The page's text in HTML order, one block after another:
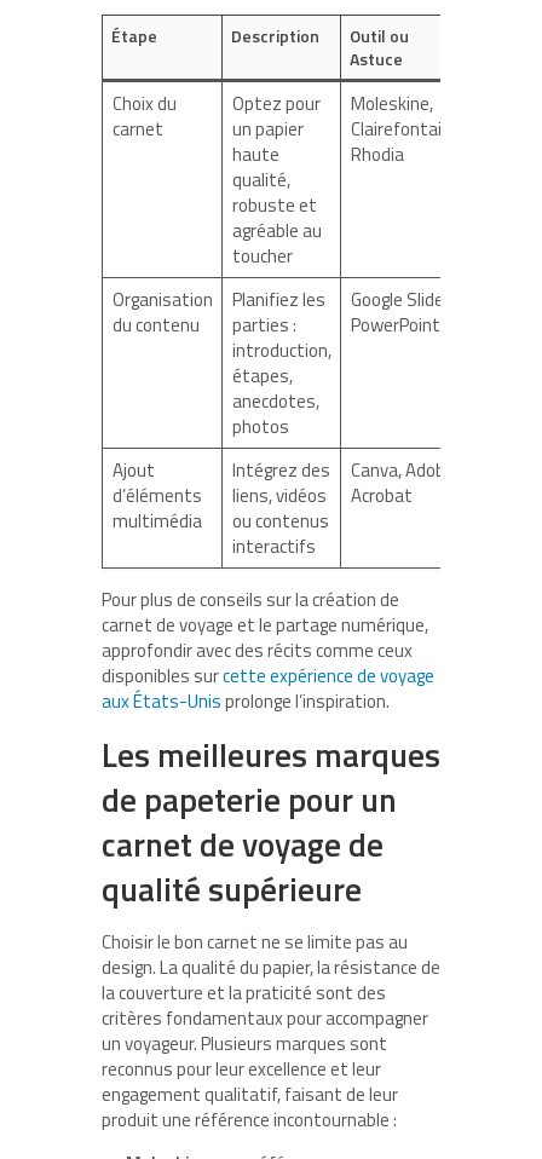
Étape Description
Outil ou
Astuce
Choix du
carnet
Optez pour
un papier
haute
qualité,
robuste et
agréable au
toucher
Moleskine,
Clairefontaine,
Rhodia
Organisation
du contenu
Planifiez les
parties :
introduction,
étapes,
anecdotes,
photos
Google Slides,
PowerPoint
Ajout
d’éléments
multimédia
Intégrez des
liens, vidéos
ou contenus
interactifs
Canva, Adobe
Acrobat
Pour plus de conseils sur la création de
carnet de voyage et le partage numérique,
approfondir avec des récits comme ceux
disponibles surcette expérience de voyage
aux États-Unisprolonge l’inspiration.
Les meilleures marques
de papeterie pour un
carnet de voyage de
qualité supérieure
Choisir le bon carnet ne se limite pas au
design. La qualité du papier, la résistance de
la couverture et la praticité sont des
critères fondamentaux pour accompagner
un voyageur. Plusieurs marques sont
reconnus pour leur excellence et leur
engagement qualitatif, faisant de leur
produit une référence incontournable :